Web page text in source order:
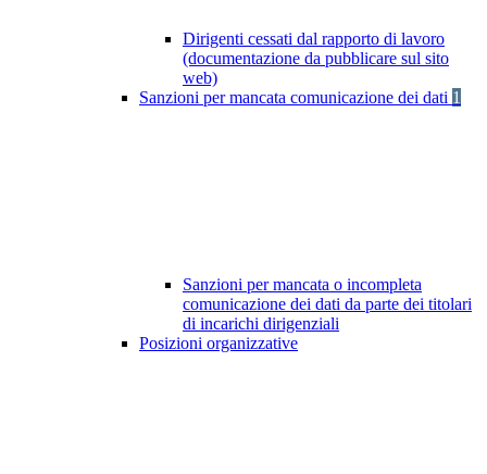
Dirigenti cessati dal rapporto di lavoro
(documentazione da pubblicare sul sito
web)
Sanzioni per mancata comunicazione dei dati 1
Sanzioni per mancata o incompleta
comunicazione dei dati da parte dei titolari
di incarichi dirigenziali
Posizioni organizzative